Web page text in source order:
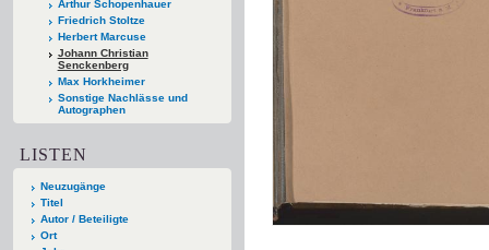
Arthur Schopenhauer
Friedrich Stoltze
Herbert Marcuse
Johann Christian
Senckenberg
Max Horkheimer
Sonstige Nachlässe und
Autographen
LISTEN
Neuzugänge
Titel
Autor / Beteiligte
Ort